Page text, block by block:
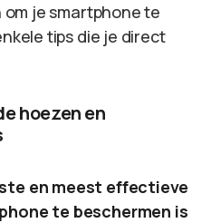
je smartphone te
tips die je direct
hoezen en
en meest effectieve
te beschermen is